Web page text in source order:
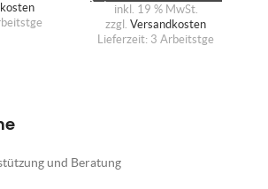
inkl. 19 % MwSt.
zzgl. Versandkosten
Lieferzeit: 3 Arbeitstge
und Beratung